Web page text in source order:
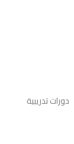
دورات تدريبية